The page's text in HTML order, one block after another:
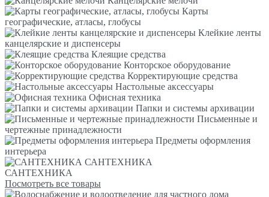
Карты
географические, атласы, глобусы
Клейкие ленты
канцелярские и диспенсеры
Клеящие средства
Конторское оборудование
Корректирующие средства
Настольные аксессуары
Офисная техника
Папки и системы архивации
Письменные и
чертежные принадлежности
Предметы оформления
интерьера
САНТЕХНИКА
САНТЕХНИКА
Посмотреть все товары